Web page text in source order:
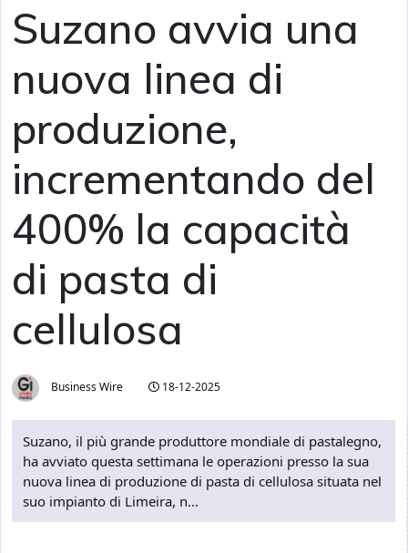
Suzano avvia una
nuova linea di
produzione,
incrementando del
400% la capacità
di pasta di
cellulosa
Business Wire 18-12-2025
Suzano, il più grande produttore mondiale di pastalegno,
ha avviato questa settimana le operazioni presso la sua
nuova linea di produzione di pasta di cellulosa situata nel
suo impianto di Limeira, n...